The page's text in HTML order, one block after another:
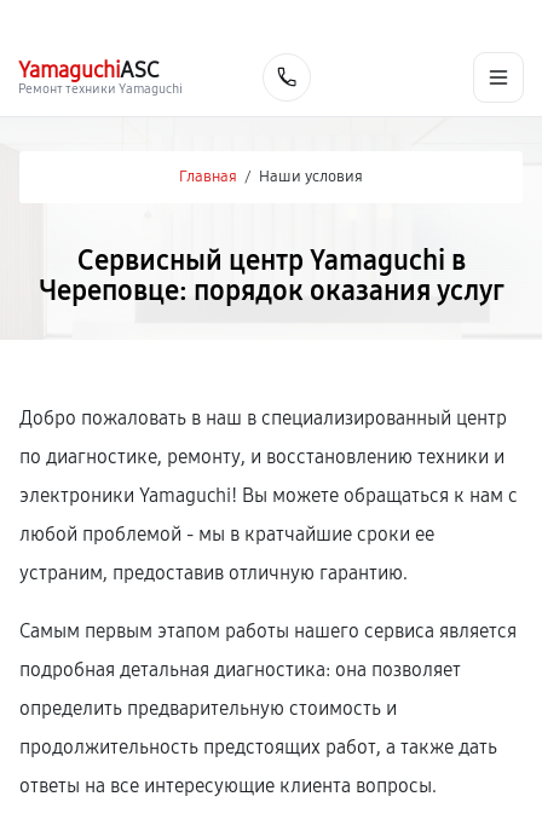
YamaguchiASC
Ремонт техники Yamaguchi
Главная / Наши условия
Сервисный центр Yamaguchi в
Череповце: порядок оказания услуг
Добро пожаловать в наш в специализированный центр
по диагностике, ремонту, и восстановлению техники и
электроники Yamaguchi! Вы можете обращаться к нам с
любой проблемой - мы в кратчайшие сроки ее
устраним, предоставив отличную гарантию.
Самым первым этапом работы нашего сервиса является
подробная детальная диагностика: она позволяет
определить предварительную стоимость и
продолжительность предстоящих работ, а также дать
ответы на все интересующие клиента вопросы.